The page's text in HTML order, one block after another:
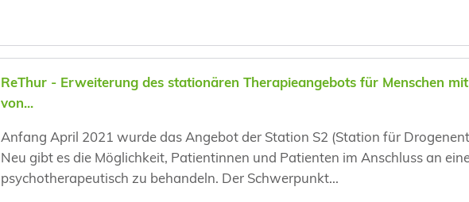
ReThur - Erweiterung des stationären Therapieangebots für Menschen
von...
Anfang April 2021 wurde das Angebot der Station S2 (Station für
Neu gibt es die Möglichkeit, Patientinnen und Patienten im Anschluss an
psychotherapeutisch zu behandeln. Der Schwerpunkt...